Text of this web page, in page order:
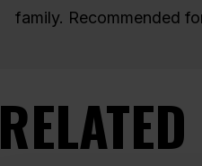
family. Recommended